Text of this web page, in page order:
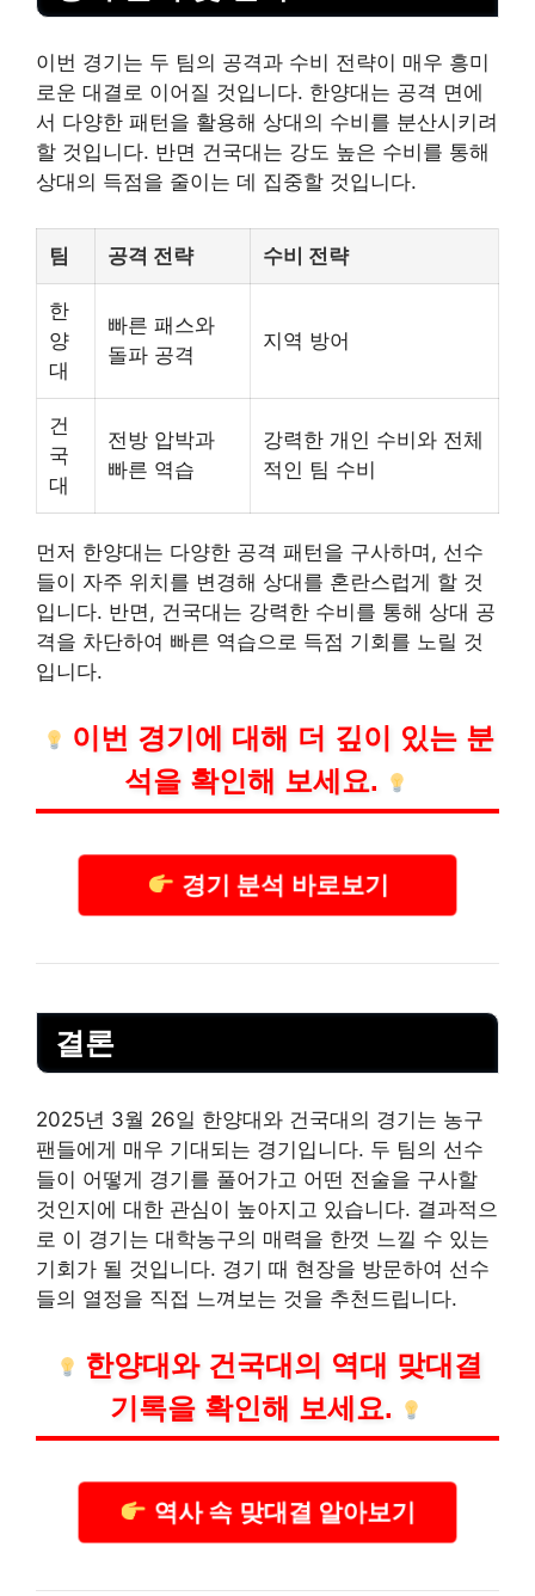
이번 경기는 두 팀의 공격과 수비 전략이 매우 흥미
로운 대결로 이어질 것입니다. 한양대는 공격 면에
서 다양한 패턴을 활용해 상대의 수비를 분산시키려
할 것입니다. 반면 건국대는 강도 높은 수비를 통해
상대의 득점을 줄이는 데 집중할 것입니다.
팀 공격 전략 수비 전략
한
양
대
빠른 패스와
돌파 공격
지역 방어
건
국
대
전방 압박과
빠른 역습
강력한 개인 수비와 전체
적인 팀 수비
먼저 한양대는 다양한 공격 패턴을 구사하며, 선수
들이 자주 위치를 변경해 상대를 혼란스럽게 할 것
입니다. 반면, 건국대는 강력한 수비를 통해 상대 공
격을 차단하여 빠른 역습으로 득점 기회를 노릴 것
입니다.
이번 경기에 대해 더 깊이 있는 분
석을 확인해 보세요.
경기 분석 바로보기
결론
2025년 3월 26일 한양대와 건국대의 경기는 농구
팬들에게 매우 기대되는 경기입니다. 두 팀의 선수
들이 어떻게 경기를 풀어가고 어떤 전술을 구사할
것인지에 대한 관심이 높아지고 있습니다. 결과적으
로 이 경기는 대학농구의 매력을 한껏 느낄 수 있는
기회가 될 것입니다. 경기 때 현장을 방문하여 선수
들의 열정을 직접 느껴보는 것을 추천드립니다.
한양대와 건국대의 역대 맞대결
기록을 확인해 보세요.
역사 속 맞대결 알아보기